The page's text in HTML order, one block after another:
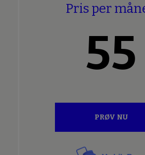
Pris per
55
PRØV NU